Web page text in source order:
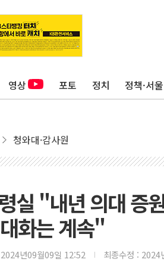
영상 포토 정치 정책·서울
청와대·감사원
실 "내년 의대 증
화는 계속"
2024년09월09일 12:52 최종수정 : 2024